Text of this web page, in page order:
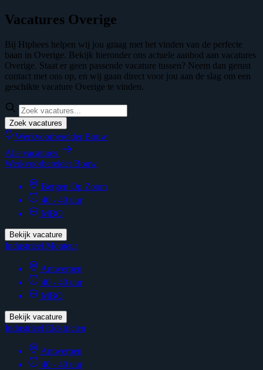
Vacatures Overige
Bij Htphees helpen wij jou graag met het vinden van de perfecte
baan in Overige. Bekijk hieronder ons actuele aanbod aan vacatures
Overige. Staat er geen passende vacature tussen? Neem dan gerust
contact met ons op, en wij gaan direct voor jou aan de slag om een
geschikte vacature Overige te vinden.
Zoek vacatures
Werkvoorbereider Bouw
Alle vacatures
Werkvoorbereider Bouw
Bergen Op Zoom
40 - 40 uur
MBO
Bekijk vacature
Industrieel Monteur
Antwerpen
40 - 40 uur
MBO
Bekijk vacature
Industrieel Elektricien
Antwerpen
40 - 40 uur